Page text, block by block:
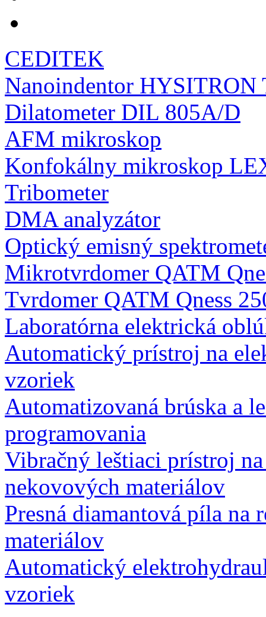
CEDITEK
Nanoindentor HYSITRON
Dilatometer DIL 805A/D
AFM mikroskop
Konfokálny mikroskop
Tribometer
DMA analyzátor
Optický emisný
Mikrotvrdomer QATM
Tvrdomer QATM Qness
Laboratórna elektrická
Automatický prístroj na
vzoriek
Automatizovaná brúska a
programovania
Vibračný leštiaci prístroj
nekovových materiálov
Presná diamantová píla na
materiálov
Automatický
vzoriek